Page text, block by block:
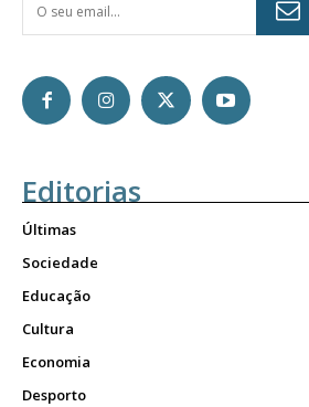
Editorias
Últimas
Sociedade
Educação
Cultura
Economia
Desporto